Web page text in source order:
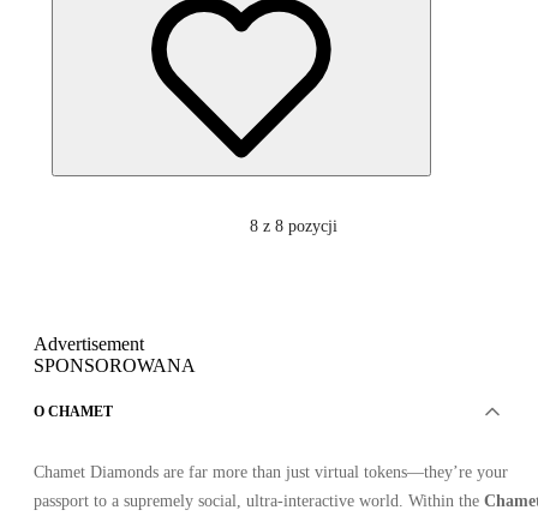
8 z 8 pozycji
Advertisement
SPONSOROWANA
O CHAMET
Chamet Diamonds are far more than just virtual tokens—they’re your
passport to a supremely social, ultra‑interactive world. Within the